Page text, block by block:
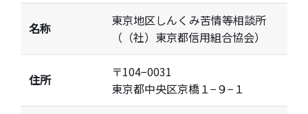
名称
東京地区しんくみ苦情等相談所
（（社）東京都信用組合協会）
住所
〒104−0031
東京都中央区京橋１−９−１